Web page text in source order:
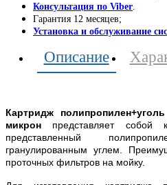
Консультация по Viber
Гарантия 12 месяцев;
Установка и обслуживание
Описание
Картридж
микрон представляет собой
представленный
гранулированным углем.
проточных фильтров на мойку.